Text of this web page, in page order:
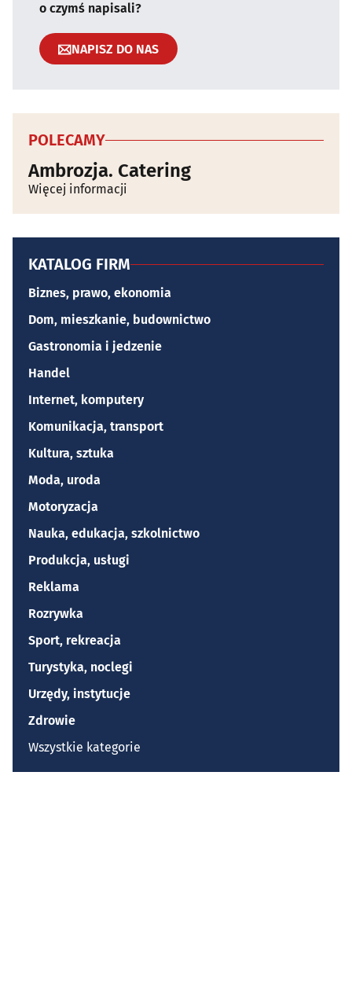
o czymś napisali?
NAPISZ DO NAS
POLECAMY
Ambrozja. Catering
Więcej informacji
KATALOG FIRM
Biznes, prawo, ekonomia
Dom, mieszkanie, budownictwo
Gastronomia i jedzenie
Handel
Internet, komputery
Komunikacja, transport
Kultura, sztuka
Moda, uroda
Motoryzacja
Nauka, edukacja, szkolnictwo
Produkcja, usługi
Reklama
Rozrywka
Sport, rekreacja
Turystyka, noclegi
Urzędy, instytucje
Zdrowie
Wszystkie kategorie